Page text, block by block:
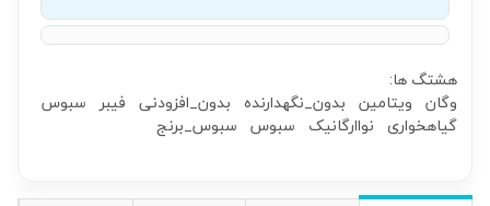
هشتگ ها:
وگان ویتامین بدون_نگهدارنده بدون_افزودنی فیبر سبوس
گیاهخواری نواارگانیک سبوس سبوس_برنج